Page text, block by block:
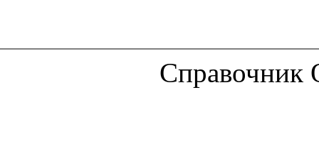
Справочник